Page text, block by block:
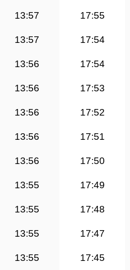
13:57 17:55
13:57 17:54
13:56 17:54
13:56 17:53
13:56 17:52
13:56 17:51
13:56 17:50
13:55 17:49
13:55 17:48
13:55 17:47
13:55 17:45